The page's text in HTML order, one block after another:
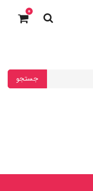
0
جستجو